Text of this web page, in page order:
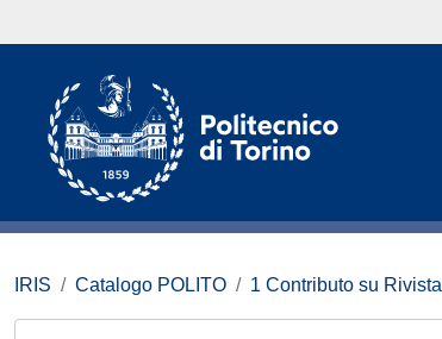
IRIS Catalogo POLITO 1 Contributo su Rivista